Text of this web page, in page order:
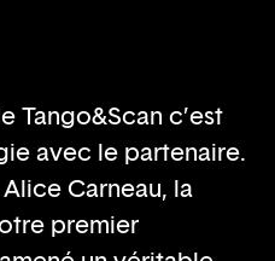
Tango&Scan c’est
avec le partenaire.
Carneau, la
premier